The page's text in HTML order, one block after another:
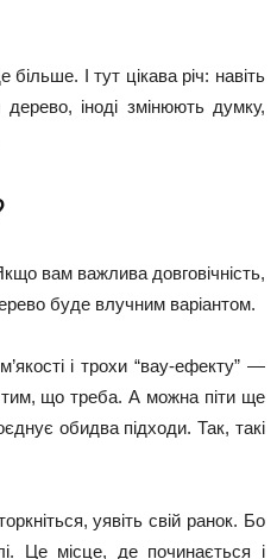
І тут цікава річ: навіть
дерево, іноді змінюють думку,
вам важлива довговічність,
буде влучним варіантом.
і трохи “вау-ефекту” —
що треба. А можна піти ще
обидва підходи. Так, такі
уявіть свій ранок. Бо
Це місце, де починається і